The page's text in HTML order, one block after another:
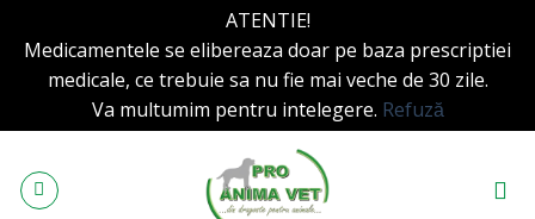
ATENTIE!
Medicamentele se elibereaza doar pe baza prescriptiei
medicale, ce trebuie sa nu fie mai veche de 30 zile.
Va multumim pentru intelegere. Refuză
content